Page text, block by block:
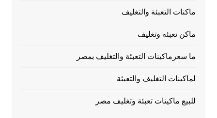
ماكنات التعبئة والتغليف
ماكن تعبئه وتغليف
ما سعرماكينات التعبئة والتغليف بمصر
لماكينات التغليف والتعبئة
للبيع ماكينات تعبئة وتغليف مصر